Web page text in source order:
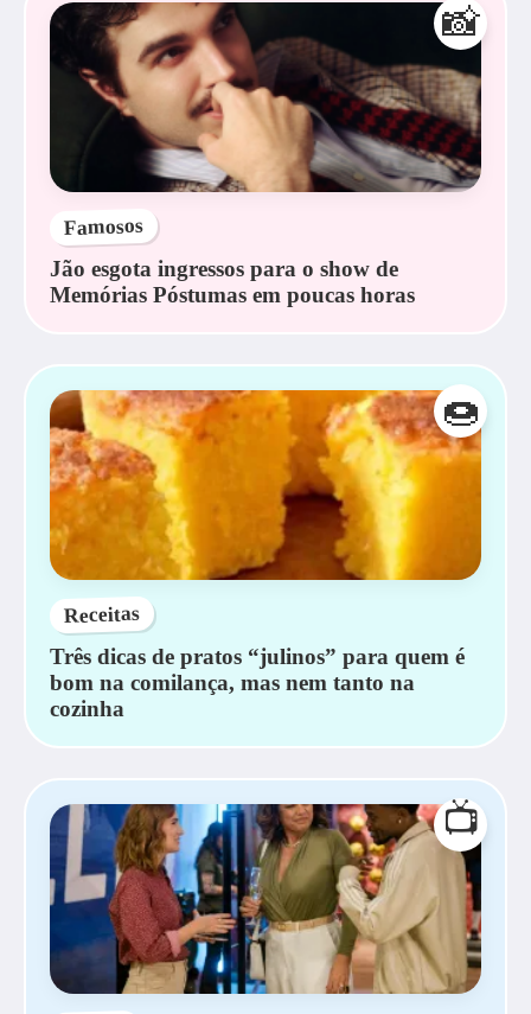
📸
Famosos
Jão esgota ingressos para o show de
Memórias Póstumas em poucas horas
🍩
Receitas
Três dicas de pratos “julinos” para quem é
bom na comilança, mas nem tanto na
cozinha
📺